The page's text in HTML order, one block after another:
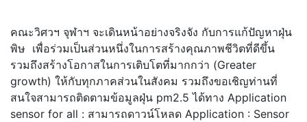
คณะวิศวฯ จุฬาฯ จะเดินหน้าอย่างจริงจัง กับการแก้ปัญหาฝุ่น
พิษ เพื่อร่วมเป็นส่วนหนึ่งในการสร้างคุณภาพชีวิตที่ดีขึ้น
รวมถึงสร้างโอกาสในการเติบโตที่มากกว่า (Greater
growth) ให้กับทุกภาคส่วนในสังคม รวมถึงขอเชิญท่านที่
สนใจสามารถติดตามข้อมูลฝุ่น pm2.5 ได้ทาง Application
sensor for all : สามารถดาวน์โหลด Application : Sensor